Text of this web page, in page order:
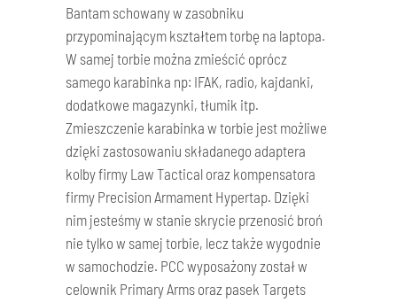
Bantam schowany w zasobniku
przypominającym kształtem torbę na laptopa.
W samej torbie można zmieścić oprócz
samego karabinka np: IFAK, radio, kajdanki,
dodatkowe magazynki, tłumik itp.
Zmieszczenie karabinka w torbie jest możliwe
dzięki zastosowaniu składanego adaptera
kolby firmy Law Tactical oraz kompensatora
firmy Precision Armament Hypertap. Dzięki
nim jesteśmy w stanie skrycie przenosić broń
nie tylko w samej torbie, lecz także wygodnie
w samochodzie. PCC wyposażony został w
celownik Primary Arms oraz pasek Targets